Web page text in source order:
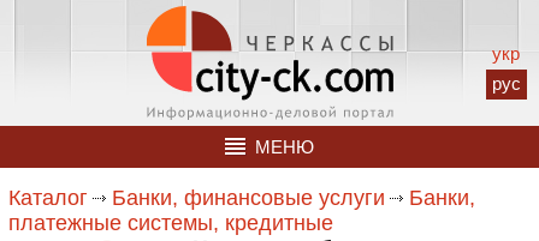
укр
рус
МЕНЮ
Каталог Банки, финансовые услуги
Банки,
платежные системы, кредитные